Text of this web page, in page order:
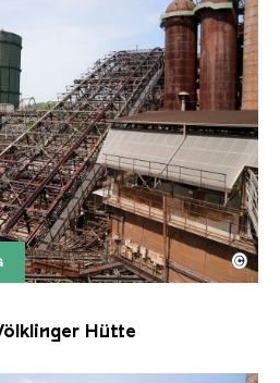
der Völklinger Hütte mit
Völklinger Hütte | Karl
©
Hütte